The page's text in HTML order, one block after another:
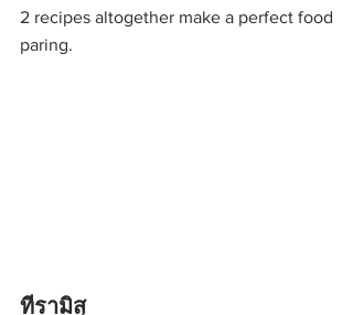
2 recipes altogether make a perfect food
paring.
ทีรามิสุ